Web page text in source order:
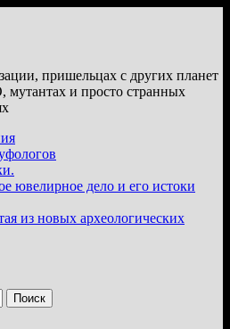
пришельцах с других планет
и просто странных
ювелирное дело и его истоки
из новых археологических